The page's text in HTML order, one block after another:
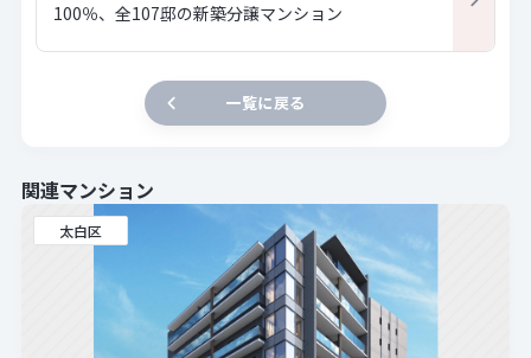
100％、全107邸の新築分譲マンション
一覧に戻る
関連マンション
太白区